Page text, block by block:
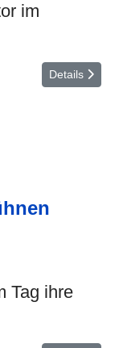
im
Details
Tag ihre